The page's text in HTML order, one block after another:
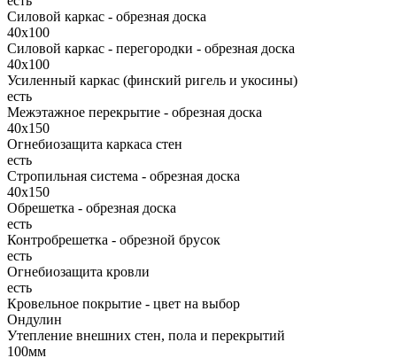
Силовой каркас - обрезная доска
40х100
Силовой каркас - перегородки - обрезная доска
40х100
Усиленный каркас (финский ригель и укосины)
есть
Межэтажное перекрытие - обрезная доска
40х150
Огнебиозащита каркаса стен
есть
Стропильная система - обрезная доска
40х150
Обрешетка - обрезная доска
есть
Контробрешетка - обрезной брусок
есть
Огнебиозащита кровли
есть
Кровельное покрытие - цвет на выбор
Ондулин
Утепление внешних стен, пола и перекрытий
100мм